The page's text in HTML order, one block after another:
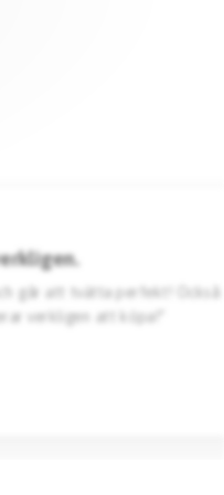
passform.
med sin höga kvalitet och
en svart Barcelona